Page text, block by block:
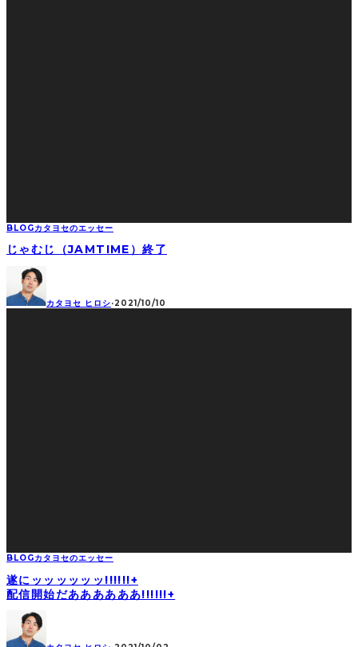
BLOGカタヨセのエッセー
じゃむじ（JAMTIME）終了
カタヨセ ヒロシ·2021/10/10
BLOGカタヨセのエッセー
遂にッッッッッッ!!!!!!+
配信開始だああああああ!!!!!!+